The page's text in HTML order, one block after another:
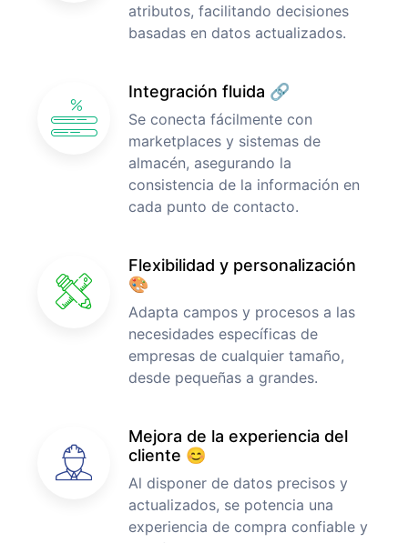
atributos, facilitando decisiones
basadas en datos actualizados.
Integración fluida 🔗
Se conecta fácilmente con
marketplaces y sistemas de
almacén, asegurando la
consistencia de la información en
cada punto de contacto.
Flexibilidad y personalización
🎨
Adapta campos y procesos a las
necesidades específicas de
empresas de cualquier tamaño,
desde pequeñas a grandes.
Mejora de la experiencia del
cliente 😊
Al disponer de datos precisos y
actualizados, se potencia una
experiencia de compra confiable y